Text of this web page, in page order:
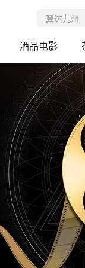
酒品电影